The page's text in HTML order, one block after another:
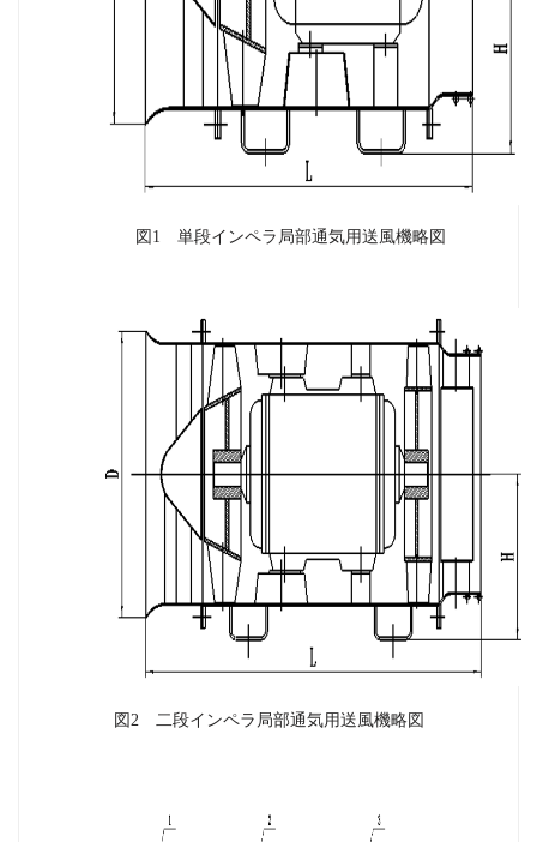
図1 単段インペラ局部通気用送風機略図
図2 二段インペラ局部通気用送風機略図